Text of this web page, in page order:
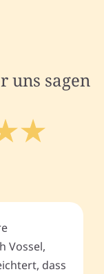
uns sagen
Vossel,
dass